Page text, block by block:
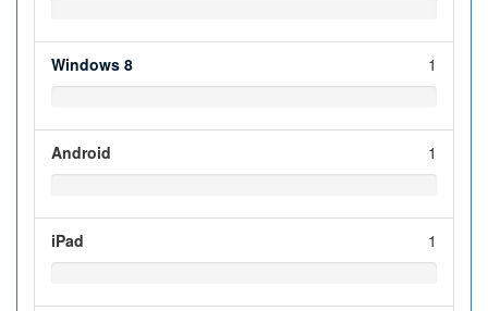
Windows 8 1
Android 1
iPad 1